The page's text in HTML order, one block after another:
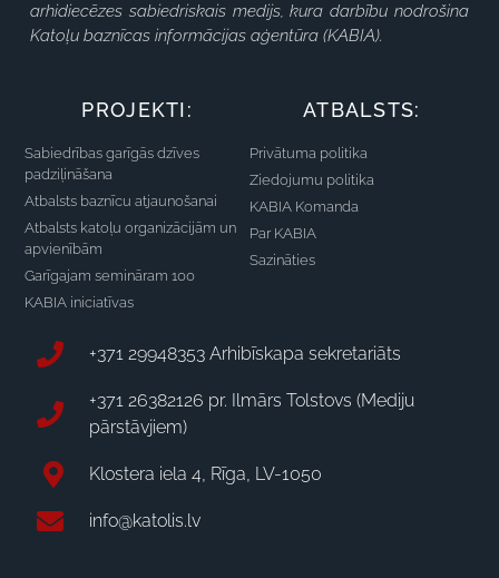
arhidiecēzes sabiedriskais medijs, kura darbību nodrošina
Katoļu baznīcas informācijas aģentūra (KABIA).
PROJEKTI:
Sabiedrības garīgās dzīves
padziļināšana
Atbalsts baznīcu atjaunošanai
Atbalsts katoļu organizācijām un
apvienībām
Garīgajam semināram 100
KABIA iniciatīvas
ATBALSTS:
Privātuma politika
Ziedojumu politika
KABIA Komanda
Par KABIA
Sazināties
+371 29948353 Arhibīskapa sekretariāts
+371 26382126 pr. Ilmārs Tolstovs (Mediju
pārstāvjiem)
Klostera iela 4, Rīga, LV-1050
info@katolis.lv